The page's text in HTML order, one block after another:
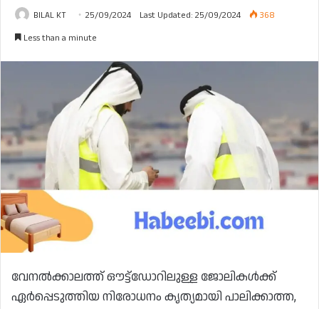
BILAL KT 25/09/2024 Last Updated: 25/09/2024
368
Less than a minute
വേനൽക്കാലത്ത് ഔട്ട്‌ഡോറിലുള്ള ജോലികൾക്ക്
ഏർപ്പെടുത്തിയ നിരോധനം കൃത്യമായി പാലിക്കാത്ത,